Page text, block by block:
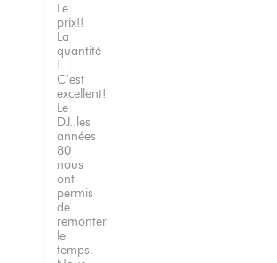
Le
prix!!
La
quantité
!
C’est
excellent!
Le
DJ..les
années
80
nous
ont
permis
de
remonter
le
temps.